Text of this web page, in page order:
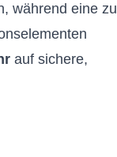
während eine zu
auf sichere,